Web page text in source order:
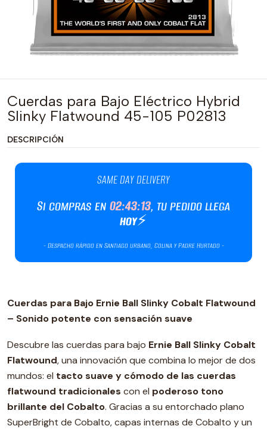
Cuerdas para Bajo Eléctrico Hybrid
Slinky Flatwound 45-105 P02813
DESCRIPCIÓN
Cuerdas para Bajo Ernie Ball Slinky Cobalt Flatwound
– Sonido potente con sensación suave
Descubre las cuerdas para bajo Ernie Ball Slinky Cobalt
Flatwound, una innovación que combina lo mejor de dos
mundos: el tacto suave y cómodo de las cuerdas
flatwound tradicionales con el poderoso tono
brillante del Cobalto. Gracias a su entorchado plano
SuperBright de Cobalto, capas internas de Cobalto y un